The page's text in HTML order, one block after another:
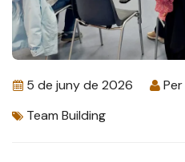
5 de juny de 2026 Per
Team Building